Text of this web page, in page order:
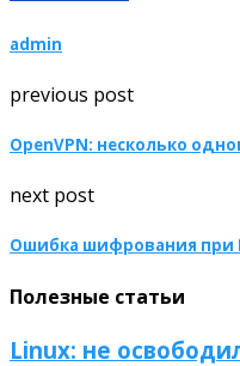
admin
previous post
OpenVPN: несколько
next post
Ошибка шифрования при
Полезные статьи
Linux: не